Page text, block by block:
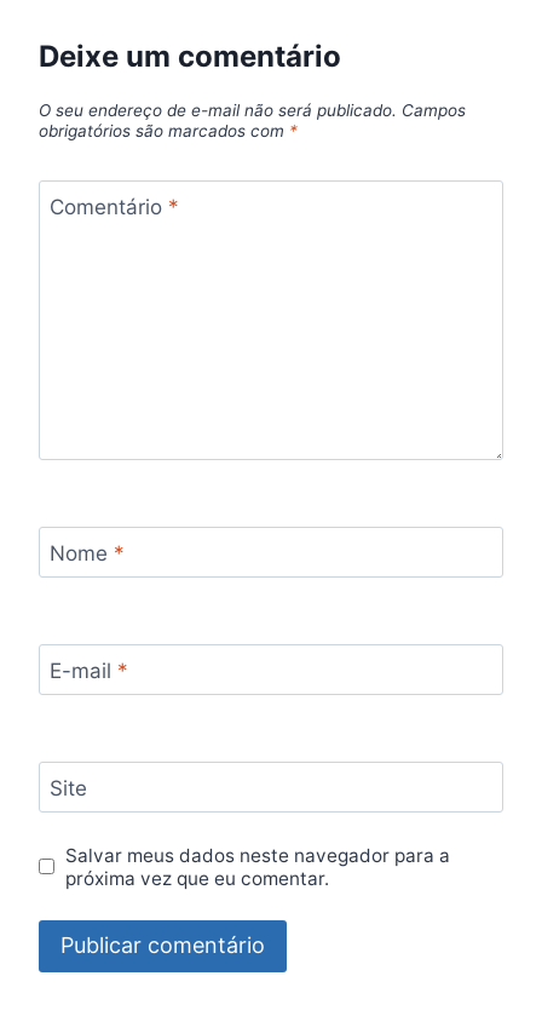
Deixe um comentário
O seu endereço de e-mail não será publicado. Campos
obrigatórios são marcados com *
Comentário *
Nome *
E-mail *
Site
Salvar meus dados neste navegador para a
próxima vez que eu comentar.